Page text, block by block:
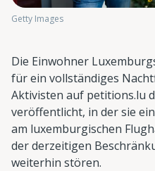
Getty Images
Die Einwohner
für ein vollständiges
Aktivisten auf petitions.lu
veröffentlicht, in der sie
am luxemburgischen
der derzeitigen
weiterhin stören.